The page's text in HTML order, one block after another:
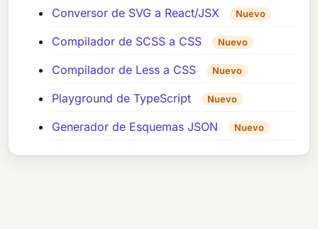
Conversor de SVG a React/JSX Nuevo
Compilador de SCSS a CSS Nuevo
Compilador de Less a CSS Nuevo
Playground de TypeScript Nuevo
Generador de Esquemas JSON Nuevo